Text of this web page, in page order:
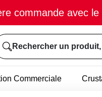
commande avec le
Rechercher un
Commerciale